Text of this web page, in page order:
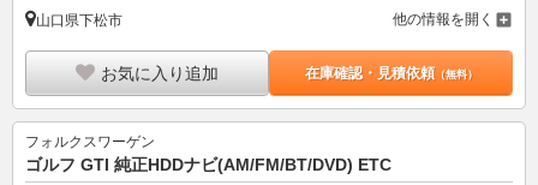
山口県下松市 他の情報を開く
お気に入り追加 在庫確認・見積依頼（無料）
フォルクスワーゲン
ゴルフ GTI 純正HDDナビ(AM/FM/BT/DVD) ETC